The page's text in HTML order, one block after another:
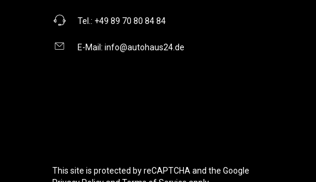
Tel.: +49 89 70 80 84 84
E-Mail: info@autohaus24.de
This site is protected by reCAPTCHA and the Google